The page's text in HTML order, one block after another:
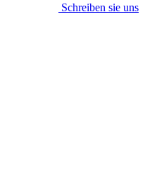
Schreiben sie uns